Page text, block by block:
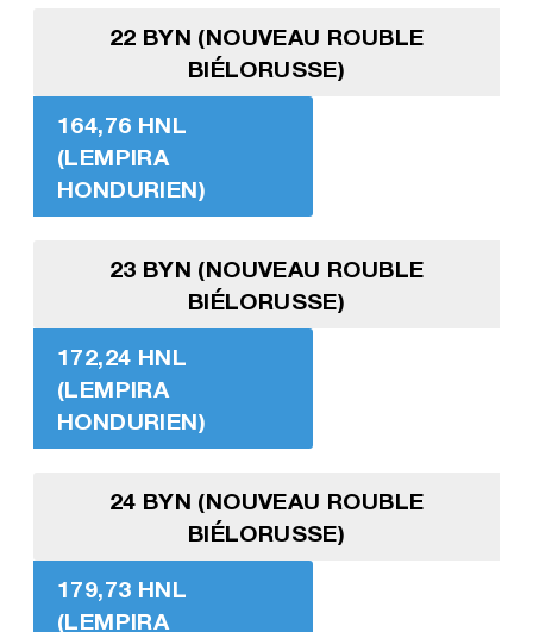
22 BYN (NOUVEAU ROUBLE
BIÉLORUSSE)
164,76 HNL
(LEMPIRA
HONDURIEN)
23 BYN (NOUVEAU ROUBLE
BIÉLORUSSE)
172,24 HNL
(LEMPIRA
HONDURIEN)
24 BYN (NOUVEAU ROUBLE
BIÉLORUSSE)
179,73 HNL
(LEMPIRA